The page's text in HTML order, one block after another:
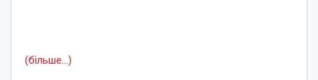
(більше…)